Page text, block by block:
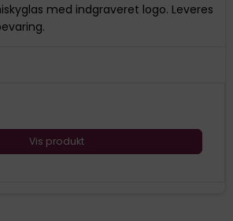
med indgraveret logo. Leveres
Vis produkt